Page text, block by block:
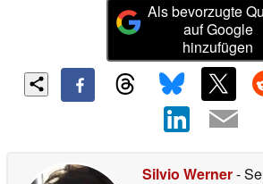
Als bevorzugte
auf Google
hinzufügen
Silvio Werner-